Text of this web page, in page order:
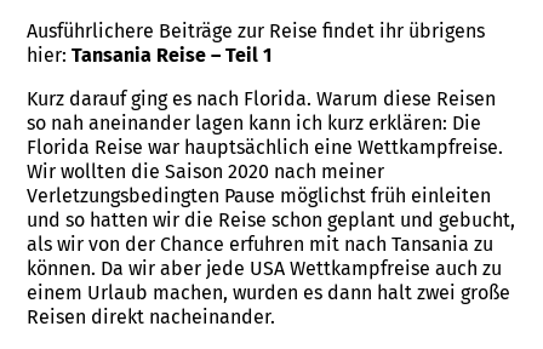
Ausführlichere Beiträge zur Reise findet ihr übrigens
hier:Tansania Reise – Teil 1
Kurz darauf ging es nach Florida. Warum diese Reisen
so nah aneinander lagen kann ich kurz erklären: Die
Florida Reise war hauptsächlich eine Wettkampfreise.
Wir wollten die Saison 2020 nach meiner
Verletzungsbedingten Pause möglichst früh einleiten
und so hatten wir die Reise schon geplant und gebucht,
als wir von der Chance erfuhren mit nach Tansania zu
können. Da wir aber jede USA Wettkampfreise auch zu
einem Urlaub machen, wurden es dann halt zwei große
Reisen direkt nacheinander.